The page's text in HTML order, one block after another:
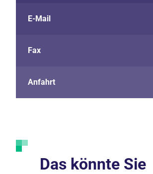
E-Mail
Fax
Anfahrt
Das könnte Sie